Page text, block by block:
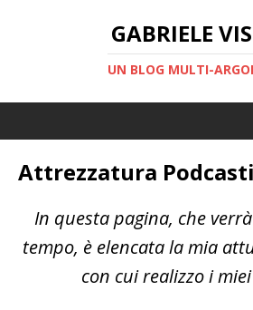
GABRIELE
UN BLOG MULTI-
Attrezzatura
In questa pagina, che
tempo, è elencata la mia
con cui realizzo i